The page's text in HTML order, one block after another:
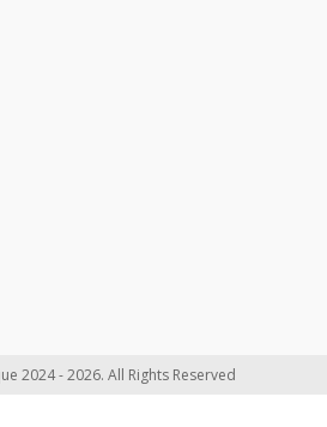
2024 - 2026. All Rights Reserved